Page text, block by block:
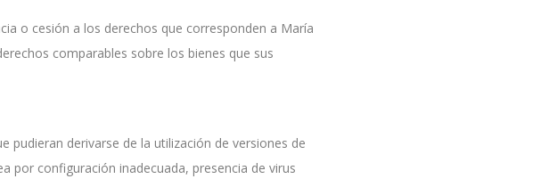
o cesión a los derechos que corresponden a María
comparables sobre los bienes que sus
pudieran derivarse de la utilización de versiones de
por configuración inadecuada, presencia de virus